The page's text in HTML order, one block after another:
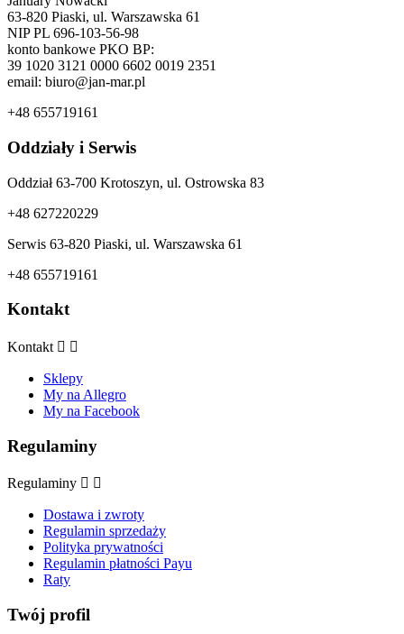
63-820 Piaski, ul. Warszawska 61
NIP PL 696-103-56-98
konto bankowe PKO BP:
39 1020 3121 0000 6602 0019 2351
email: biuro@jan-mar.pl
+48 655719161
Oddziały i Serwis
Oddział 63-700 Krotoszyn, ul. Ostrowska 83
+48 627220229
Serwis 63-820 Piaski, ul. Warszawska 61
+48 655719161
Kontakt
Kontakt  
Sklepy
My na Allegro
My na Facebook
Regulaminy
Regulaminy  
Dostawa i zwroty
Regulamin sprzedaży
Polityka prywatności
Regulamin płatności Payu
Raty
Twój profil